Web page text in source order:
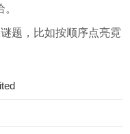
题，比如按顺序点亮霓